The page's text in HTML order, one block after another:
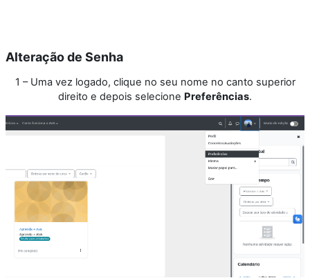
Alteração de Senha
1 – Uma vez logado, clique no seu nome no canto superior
direito e depois selecione Preferências.